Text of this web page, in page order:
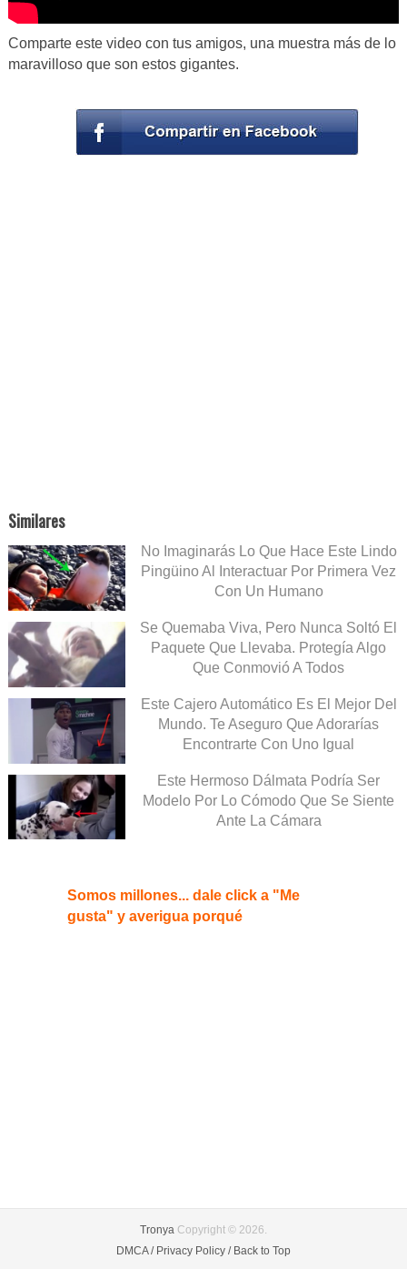
Comparte este video con tus amigos, una muestra más de lo
maravilloso que son estos gigantes.
Similares
No Imaginarás Lo Que Hace Este Lindo
Pingüino Al Interactuar Por Primera Vez
Con Un Humano
Se Quemaba Viva, Pero Nunca Soltó El
Paquete Que Llevaba. Protegía Algo
Que Conmovió A Todos
Este Cajero Automático Es El Mejor Del
Mundo. Te Aseguro Que Adorarías
Encontrarte Con Uno Igual
Este Hermoso Dálmata Podría Ser
Modelo Por Lo Cómodo Que Se Siente
Ante La Cámara
Somos millones... dale click a "Me
gusta" y averigua porqué
TronyaCopyright © 2026.
DMCA / Privacy Policy / Back to Top